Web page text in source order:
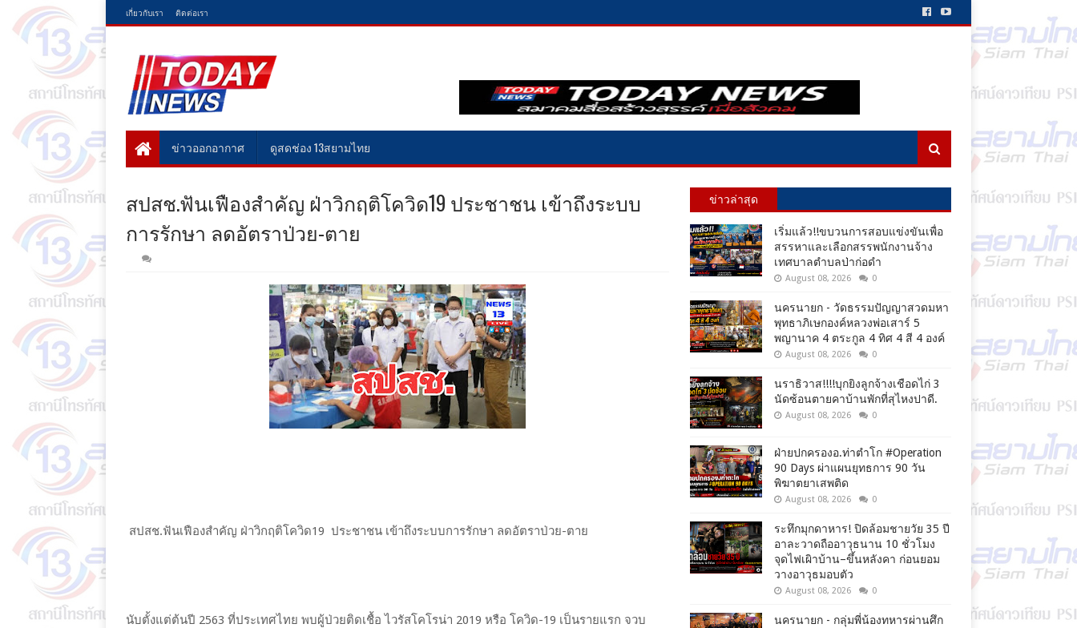
เกี่ยวกับเรา ติดต่อเรา
ข่าวออกอากาศ ดูสดช่อง 13สยามไทย
สปสช.ฟันเฟืองสำคัญ ฝ่าวิกฤติโควิด19 ประชาชน เข้าถึงระบบ
การรักษา ลดอัตราป่วย-ตาย
สปสช.ฟันเฟืองสำคัญ ฝ่าวิกฤติโควิด19 ประชาชน เข้าถึงระบบการรักษา ลดอัตราป่วย-ตาย
นับตั้งแต่ต้นปี 2563 ที่ประเทศไทย พบผู้ป่วยติดเชื้อ ไวรัสโคโรน่า 2019 หรือ โควิด-19 เป็นรายแรก จวบ
ข่าวล่าสุด
เริ่มแล้ว!!ขบวนการสอบแข่งขันเพื่อ
สรรหาและเลือกสรรพนักงานจ้าง
เทศบาลตำบลป่าก่อดำ
August 08, 2026 0
นครนายก - วัดธรรมปัญญาสวดมหา
พุทธาภิเษกองค์หลวงพ่อเสาร์ 5
พญานาค 4 ตระกูล 4 ทิศ 4 สี 4 องค์
August 08, 2026 0
นราธิวาส!!!!บุกยิงลูกจ้างเชือดไก่ 3
นัดซ้อนตายคาบ้านพักที่สุไหงปาดี.
August 08, 2026 0
ฝ่ายปกครองอ.ท่าตำโก #Operation
90 Days ผ่าแผนยุทธการ 90 วัน
พิฆาตยาเสพติด
August 08, 2026 0
ระทึกมุกดาหาร! ปิดล้อมชายวัย 35 ปี
อาละวาดถืออาวุธนาน 10 ชั่วโมง
จุดไฟเผิาบ้าน–ขึ้นหลังคา ก่อนยอม
วางอาวุธมอบตัว
August 08, 2026 0
นครนายก - กลุ่มพี่น้องทหารผ่านศึก